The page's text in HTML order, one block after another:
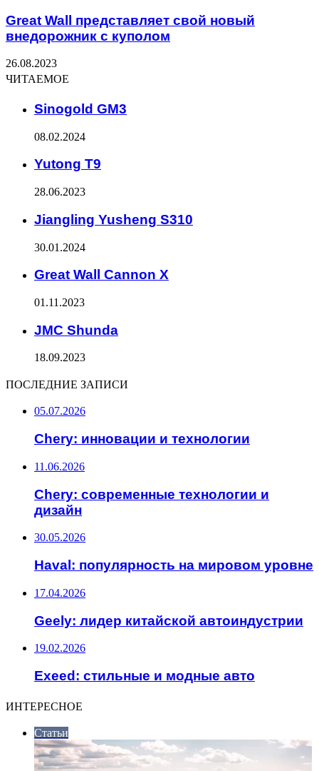
Great Wall представляет свой новый
внедорожник с куполом
26.08.2023
ЧИТАЕМОЕ
Sinogold GM3
08.02.2024
Yutong T9
28.06.2023
Jiangling Yusheng S310
30.01.2024
Great Wall Cannon X
01.11.2023
JMC Shunda
18.09.2023
ПОСЛЕДНИЕ ЗАПИСИ
05.07.2026
Chery: инновации и технологии
11.06.2026
Chery: современные технологии и
дизайн
30.05.2026
Haval: популярность на мировом уровне
17.04.2026
Geely: лидер китайской автоиндустрии
19.02.2026
Exeed: стильные и модные авто
ИНТЕРЕСНОЕ
Статьи